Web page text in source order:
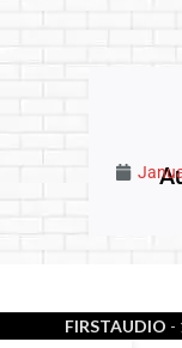
FIRSTAUDIO -